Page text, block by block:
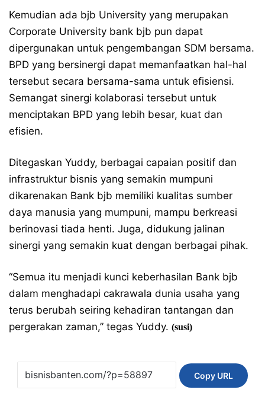
Kemudian ada bjb University yang merupakan
Corporate University bank bjb pun dapat
dipergunakan untuk pengembangan SDM bersama.
BPD yang bersinergi dapat memanfaatkan hal-hal
tersebut secara bersama-sama untuk efisiensi.
Semangat sinergi kolaborasi tersebut untuk
menciptakan BPD yang lebih besar, kuat dan
efisien.
Ditegaskan Yuddy, berbagai capaian positif dan
infrastruktur bisnis yang semakin mumpuni
dikarenakan Bank bjb memiliki kualitas sumber
daya manusia yang mumpuni, mampu berkreasi
berinovasi tiada henti. Juga, didukung jalinan
sinergi yang semakin kuat dengan berbagai pihak.
“Semua itu menjadi kunci keberhasilan Bank bjb
dalam menghadapi cakrawala dunia usaha yang
terus berubah seiring kehadiran tantangan dan
pergerakan zaman,” tegas Yuddy. (susi)
Copy URL